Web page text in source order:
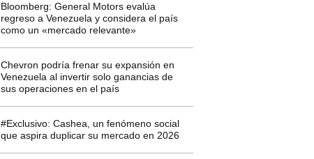
Bloomberg: General Motors evalúa
regreso a Venezuela y considera el país
como un «mercado relevante»
Chevron podría frenar su expansión en
Venezuela al invertir solo ganancias de
sus operaciones en el país
#Exclusivo: Cashea, un fenómeno social
que aspira duplicar su mercado en 2026